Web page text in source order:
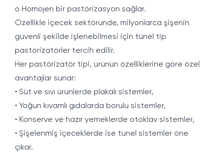
o Homojen bir pastörizasyon sağlar.
Özellikle içecek sektöründe, milyonlarca şişenin
güvenli şekilde işlenebilmesi için tünel tip
pastörizatörler tercih edilir.
Her pastörizatör tipi, ürünün özelliklerine göre özel
avantajlar sunar:
• Süt ve sıvı ürünlerde plakalı sistemler,
• Yoğun kıvamlı gıdalarda borulu sistemler,
• Konserve ve hazır yemeklerde otoklav sistemler,
• Şişelenmiş içeceklerde ise tünel sistemler öne
çıkar.